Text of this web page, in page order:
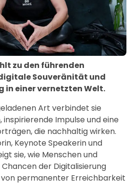
zu den führenden
Souveränität und
in einer vernetzten Welt.
Art verbindet sie
inspirierende Impulse und eine
die nachhaltig wirken.
Keynote Speakerin und
sie, wie Menschen und
der Digitalisierung
von permanenter Erreichbarkeit